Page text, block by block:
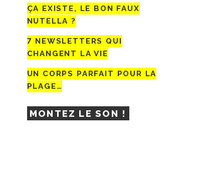
ÇA EXISTE, LE BON FAUX
NUTELLA ?
7 NEWSLETTERS QUI
CHANGENT LA VIE
UN CORPS PARFAIT POUR LA
PLAGE…
MONTEZ LE SON !